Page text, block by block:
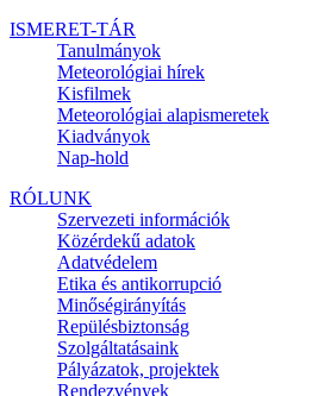
ISMERET-TÁR
Tanulmányok
Meteorológiai hírek
Kisfilmek
Meteorológiai alapismeretek
Kiadványok
Nap-hold
RÓLUNK
Szervezeti információk
Közérdekű adatok
Adatvédelem
Etika és antikorrupció
Minőségirányítás
Repülésbiztonság
Szolgáltatásaink
Pályázatok, projektek
Rendezvények